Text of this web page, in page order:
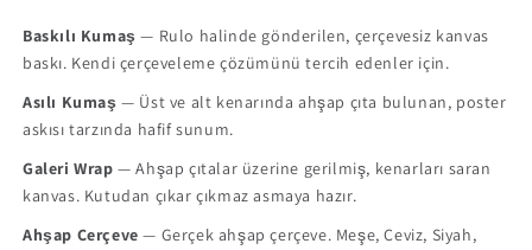
Baskılı Kumaş — Rulo halinde gönderilen, çerçevesiz kanvas
baskı. Kendi çerçeveleme çözümünü tercih edenler için.
Asılı Kumaş — Üst ve alt kenarında ahşap çıta bulunan, poster
askısı tarzında hafif sunum.
Galeri Wrap — Ahşap çıtalar üzerine gerilmiş, kenarları saran
kanvas. Kutudan çıkar çıkmaz asmaya hazır.
Ahşap Çerçeve — Gerçek ahşap çerçeve. Meşe, Ceviz, Siyah,